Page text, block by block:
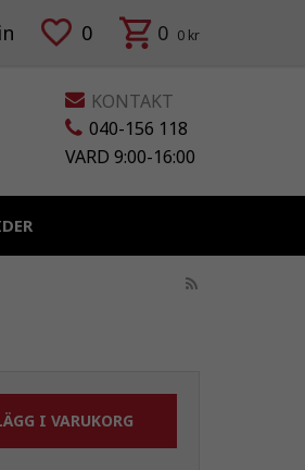
0 0 0 kr
KONTAKT
040-156 118
VARD 9:00-16:00
I VARUKORG